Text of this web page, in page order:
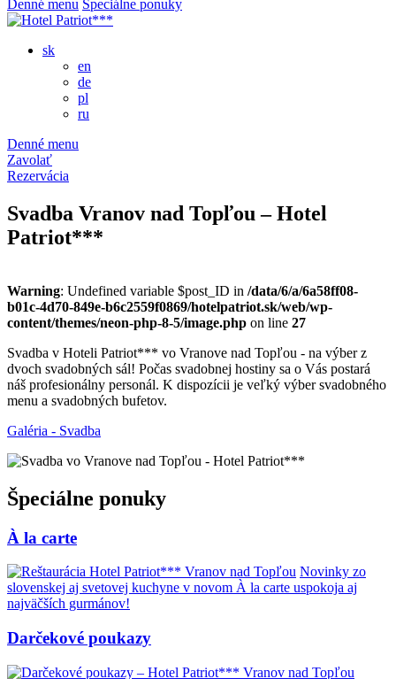
Denné menu Špeciálne ponuky
sk
en
de
pl
ru
Denné menu
Zavolať
Rezervácia
Svadba Vranov nad Topľou – Hotel
Patriot***
Warning: Undefined variable $post_ID in /data/6/a/6a58ff08-
b01c-4d70-849e-b6c2559f0869/hotelpatriot.sk/web/wp-
content/themes/neon-php-8-5/image.php on line 27
Svadba v Hoteli Patriot*** vo Vranove nad Topľou - na výber z
dvoch svadobných sál! Počas svadobnej hostiny sa o Vás postará
náš profesionálny personál. K dispozícii je veľký výber svadobného
menu a svadobných bufetov.
Galéria - Svadba
Špeciálne ponuky
À la carte
Novinky zo
slovenskej aj svetovej kuchyne v novom À la carte uspokoja aj
najväčších gurmánov!
Darčekové poukazy